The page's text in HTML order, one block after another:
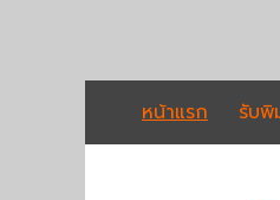
หน้าแรก รับพิ